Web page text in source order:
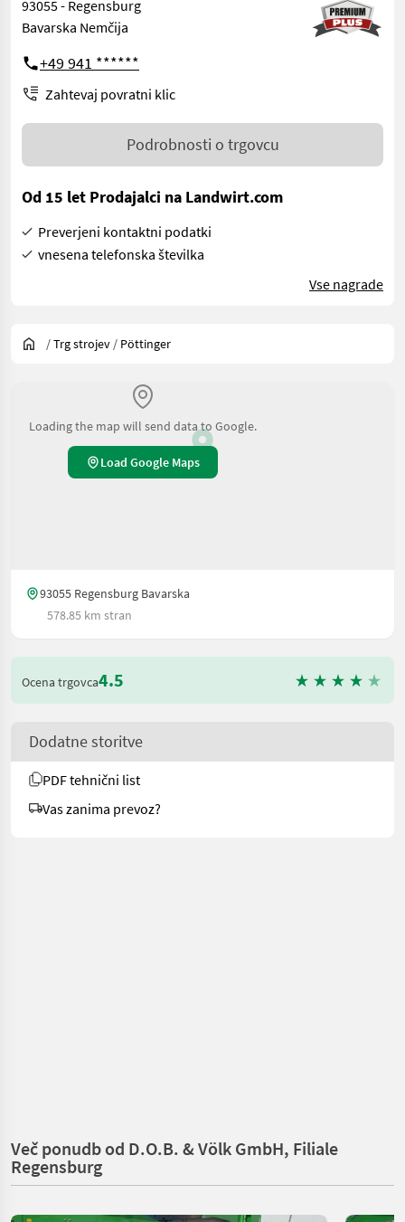
93055 - Regensburg
Bavarska Nemčija
+49 941 ******
Zahtevaj povratni klic
Podrobnosti o trgovcu
Od 15 let Prodajalci na Landwirt.com
Preverjeni kontaktni podatki
vnesena telefonska številka
Vse nagrade
/Trg strojev / Pöttinger
Loading the map will send data to Google.
Load Google Maps
93055 Regensburg Bavarska
578.85 km stran
Ocena trgovca4.5
Dodatne storitve
PDF tehnični list
Vas zanima prevoz?
Več ponudb od D.O.B. & Völk GmbH, Filiale
Regensburg